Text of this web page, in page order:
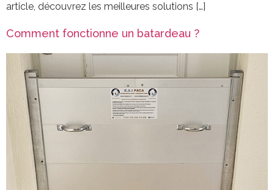
article, découvrez les meilleures solutions […]
Comment fonctionne un batardeau ?